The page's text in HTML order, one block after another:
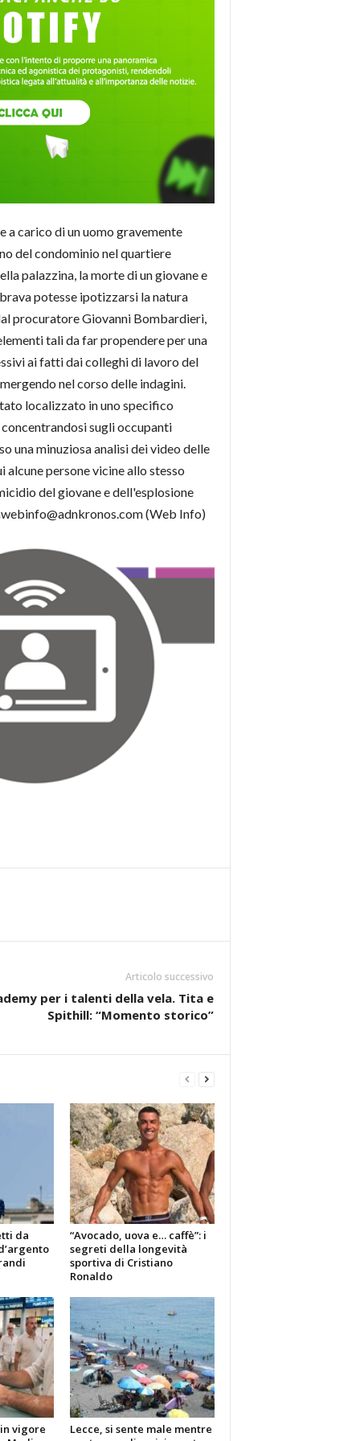
a carico di un uomo gravemente
del condominio nel quartiere
palazzina, la morte di un giovane e
potesse ipotizzarsi la natura
procuratore Giovanni Bombardieri,
tali da far propendere per una
ai fatti dai colleghi di lavoro del
nel corso delle indagini.
localizzato in uno specifico
sugli occupanti
una minuziosa analisi dei video delle
persone vicine allo stesso
del giovane e dell'esplosione
(Web Info)
Articolo successivo
per i talenti della vela. Tita e
Spithill: “Momento storico”
da
“Avocado, uova e… caffè”: i
segreti della longevità
sportiva di Cristiano
Ronaldo
vigore
Lecce, si sente male mentre